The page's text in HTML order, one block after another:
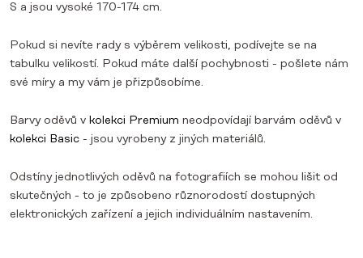
S a jsou vysoké 170-174 cm.
Pokud si nevíte rady s výběrem velikosti, podívejte se na
tabulku velikostí. Pokud máte další pochybnosti - pošlete nám
své míry a my vám je přizpůsobíme.
Barvy oděvů v kolekci Premium neodpovídají barvám oděvů v
kolekci Basic - jsou vyrobeny z jiných materiálů.
Odstíny jednotlivých oděvů na fotografiích se mohou lišit od
skutečných - to je způsobeno různorodostí dostupných
elektronických zařízení a jejich individuálním nastavením.